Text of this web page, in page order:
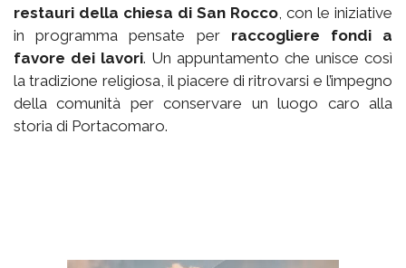
restauri della chiesa di San Rocco , con le iniziative
in programma pensate per raccogliere fondi a
favore dei lavori. Un appuntamento che unisce così
la tradizione religiosa, il piacere di ritrovarsi e l’impegno
della comunità per conservare un luogo caro alla
storia di Portacomaro.